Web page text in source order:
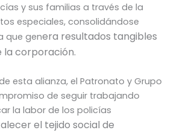
y sus familias a través de la
especiales, consolidándose
que genera resultados tangibles
la corporación.
esta alianza, el Patronato y Grupo
de seguir trabajando
la labor de los policías
el tejido social de